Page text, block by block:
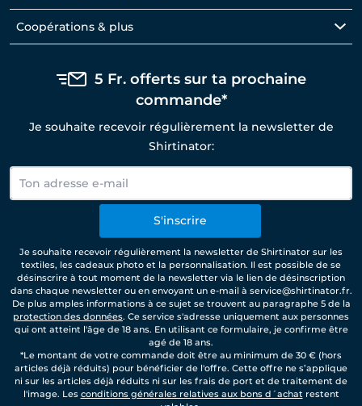
Coopérations & plus
5 Fr. offerts sur ta prochaine
commande*
Je souhaite recevoir régulièrement la newsletter de
Shirtinator:
S'inscrire
Je souhaite recevoir régulièrement la newsletter de Shirtinator sur les
textiles, les cadeaux photo et la personnalisation. Il est possible de se
désinscrire à tout moment de la newsletter via le lien de désinscription
dans chaque newsletter ou en envoyant un e-mail à service@shirtinator.fr.
De plus amples informations à ce sujet se trouvent au paragraphe 5 de la
protection des données. Ce service s'adresse uniquement aux personnes
qui ont atteint l'âge de 18 ans. En utilisant ce formulaire, je confirme être
agé de 18 ans.
*Le montant de votre commande doit être au minimum de 30 € (hors
articles déjà réduits) pour bénéficier de l'offre. Cette offre ne s’applique
ni sur les articles déjà réduits ni sur les frais de port et de traitement de
l'image. Les conditions générales relatives aux bons d´achatrestent